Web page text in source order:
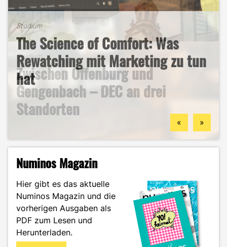
Studium
The Science of Comfort: Was
Rewatching mit Marketing zu tun
hat
Studium
Zwischen Offenburg und
Gengenbach – DEC an drei
Standorten
Studium
B2B-Marketing für das Handwerk
– und warum du hier deine
berufliche Zukunft finden
könntest
Studium
Mein ehrlicher DEC-Survival-
Guide durch das Wintersemester
Studentenleben
Ästhetik, Sport und
Zukunftspläne: Aylin im Portrait
« »
Numinos Magazin
Hier gibt es das aktuelle
Numinos Magazin und die
vorherigen Ausgaben als
PDF zum Lesen und
Herunterladen.